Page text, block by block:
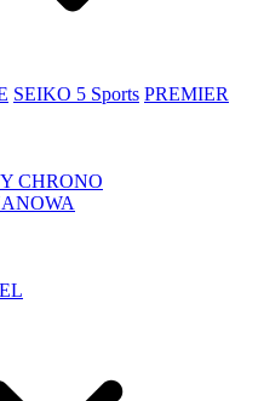
SEIKO 5 Sports PREMIER
CHRONO